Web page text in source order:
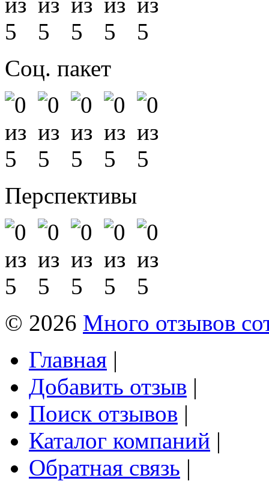
Соц. пакет
Перспективы
© 2026 Много отзывов
Главная |
Добавить отзыв |
Поиск отзывов |
Каталог компаний |
Обратная связь |